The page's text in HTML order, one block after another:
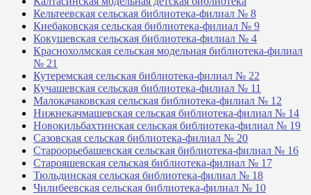
Кельтеевская сельская библиотека-филиал № 8
Киебаковская сельская библиотека-филиал № 9
Кокушевская сельская библиотека-филиал № 4
Краснохолмская сельская модельная библиотека-филиал
№ 21
Кутеремская сельская библиотека-филиал № 22
Кучашевская сельская библиотека-филиал № 11
Малокачаковская сельская библиотека-филиал № 12
Нижнекачмашевская сельская библиотека-филиал № 14
Новокильбахтинская сельская библиотека-филиал № 19
Сазовская сельская библиотека-филиал № 20
Староорьебашевская сельская библиотека-филиал № 16
Старояшевская сельская библиотека-филиал № 17
Тюльдинская сельская библиотека-филиал № 18
Чилибеевская сельская библиотека-филиал № 10